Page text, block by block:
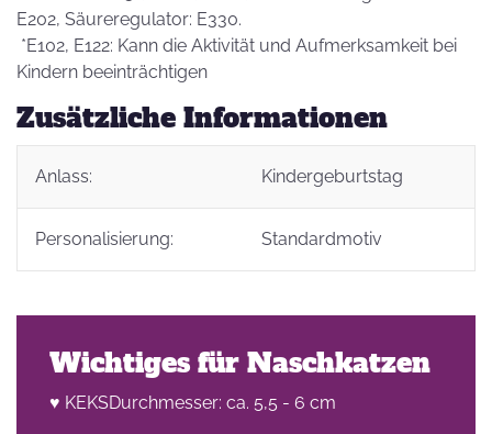
E202, Säureregulator: E330.
*E102, E122: Kann die Aktivität und Aufmerksamkeit bei
Kindern beeinträchtigen
Zusätzliche Informationen
Anlass: Kindergeburtstag
Personalisierung: Standardmotiv
Wichtiges für Naschkatzen
♥ KEKSDurchmesser: ca. 5,5 - 6 cm